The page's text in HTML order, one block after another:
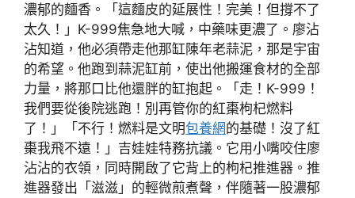
濃郁的麵香。「這麵皮的延展性！完美！但撐不了
太久！」K-999焦急地大喊，中藥味更濃了。廖沾
沾知道，他必須帶走他那缸陳年老蒜泥，那是宇宙
的希望。他跑到蒜泥缸前，使出他搬運食材的全部
力量，將那口比他還胖的缸抱起。「走！K-999！
我們要從後院逃跑！別再管你的紅棗枸杞燃料
了！」「不行！燃料是文明包養網的基礎！沒了紅
棗我飛不遠！」吉娃娃特務抗議。它用小嘴咬住廖
沾沾的衣領，同時開啟了它背上的枸杞推進器。推
進器發出「滋滋」的輕微煎煮聲，伴隨著一股濃郁